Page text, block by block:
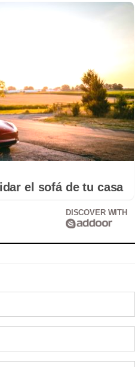
el sofá de tu casa
DISCOVER WITH